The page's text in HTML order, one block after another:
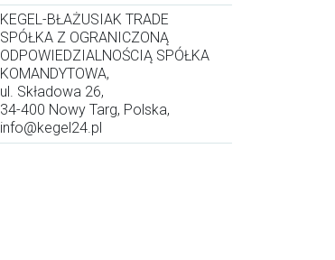
KEGEL-BŁAŻUSIAK TRADE
SPÓŁKA Z OGRANICZONĄ
ODPOWIEDZIALNOŚCIĄ SPÓŁKA
KOMANDYTOWA,
ul. Składowa 26,
34-400 Nowy Targ, Polska,
info@kegel24.pl